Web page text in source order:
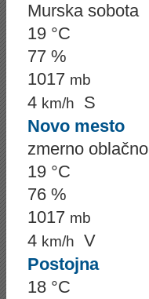
Murska sobota
19 °C
77 %
1017 mb
4 km/h
S
Novo mesto
zmerno oblačno
19 °C
76 %
1017 mb
4 km/h
V
Postojna
18 °C